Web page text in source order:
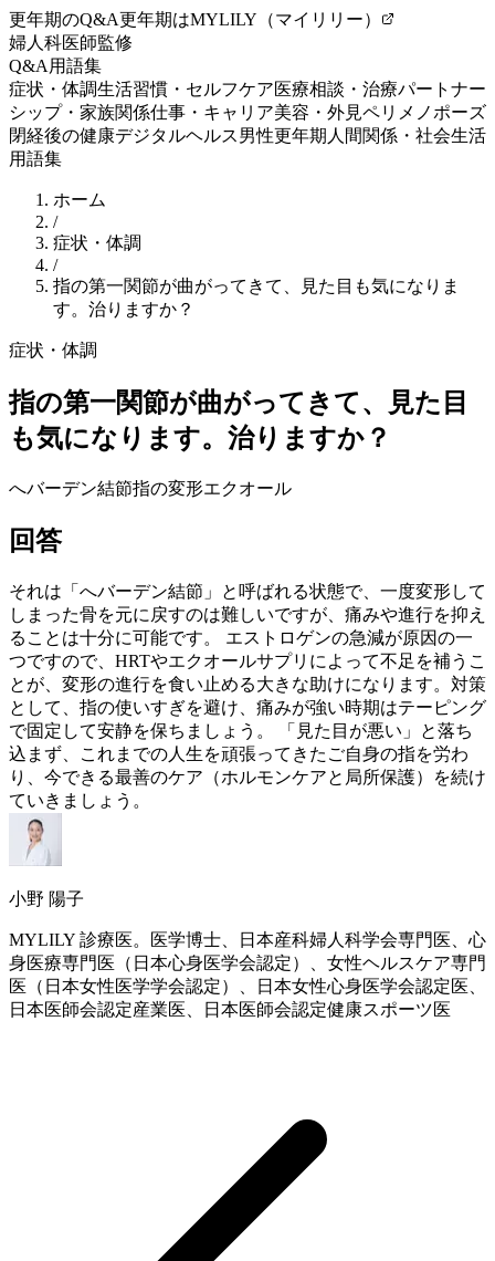
更年期のQ&A更年期はMYLILY（マイリリー）
婦人科医師監修
Q&A 用語集
症状・体調生活習慣・セルフケア医療相談・治療パートナー
シップ・家族関係仕事・キャリア美容・外見ペリメノポーズ
閉経後の健康デジタルヘルス男性更年期 人間関係・社会生活
用語集
ホーム
/
症状・体調
/
指の第一関節が曲がってきて、見た目も気になりま
す。治りますか？
症状・体調
指の第一関節が曲がってきて、見た目
も気になります。治りますか？
へバーデン結節指の変形エクオール
回答
それは「へバーデン結節」と呼ばれる状態で、一度変形して
しまった骨を元に戻すのは難しいですが、痛みや進行を抑え
ることは十分に可能です。 エストロゲンの急減が原因の一
つですので、 HRTやエクオールサプリによって不足を補うこ
とが、変形の進行を食い止める大きな助けになります。対策
として、指の使いすぎを避け、痛みが強い時期はテーピング
で固定して安静を保ちましょう。 「見た目が悪い」と落ち
込まず、これまでの人生を頑張ってきたご自身の指を労わ
り、今できる最善のケア（ホルモンケアと局所保護）を続け
ていきましょう。
小野 陽子
MYLILY 診療医。医学博士、日本産科婦人科学会専門医、心
身医療専門医（日本心身医学会認定）、女性ヘルスケア専門
医（日本女性医学学会認定）、日本女性心身医学会認定医、
日本医師会認定産業医、日本医師会認定健康スポーツ医